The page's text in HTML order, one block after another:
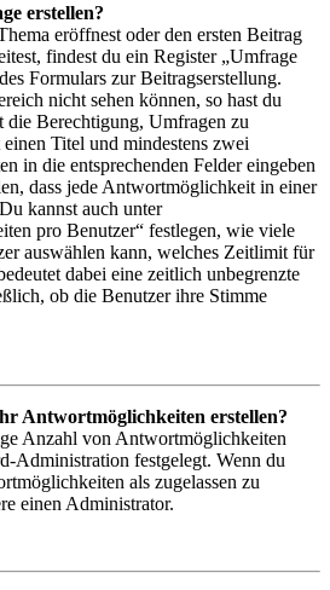
erstellen?
eröffnest oder den ersten Beitrag
findest du ein Register „Umfrage
Formulars zur Beitragserstellung.
nicht sehen können, so hast du
die Berechtigung, Umfragen zu
Titel und mindestens zwei
in die entsprechenden Felder eingeben
dass jede Antwortmöglichkeit in einer
kannst auch unter
pro Benutzer“ festlegen, wie viele
auswählen kann, welches Zeitlimit für
dabei eine zeitlich unbegrenzte
ob die Benutzer ihre Stimme
Antwortmöglichkeiten erstellen?
Anzahl von Antwortmöglichkeiten
Administration festgelegt. Wenn du
als zugelassen zu
einen Administrator.